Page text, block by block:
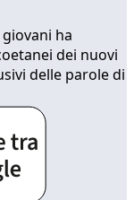
ha
dei nuovi
delle parole di